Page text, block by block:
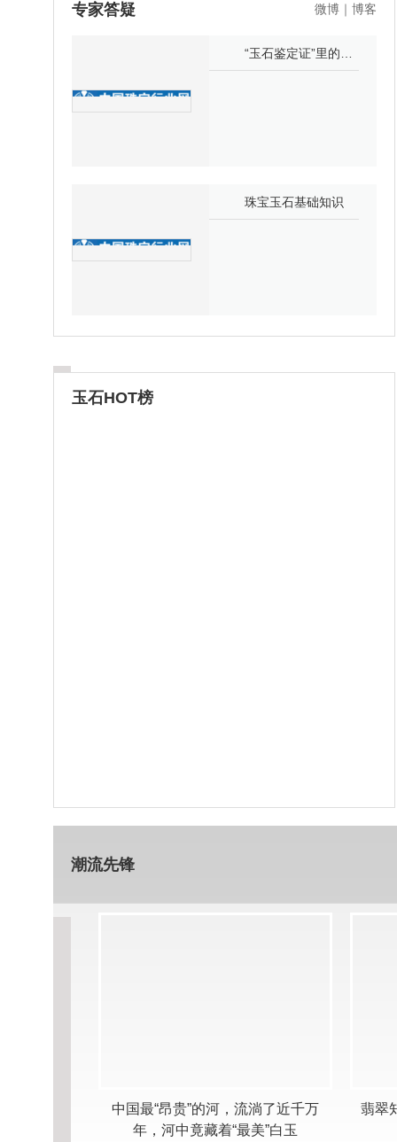
专家答疑 微博 ｜博客
珠宝玉石基础知识
玉石HOT榜
潮流先锋
中国最“昂贵”的河，流淌了近千万
年，河中竟藏着“最美”白玉
翡翠